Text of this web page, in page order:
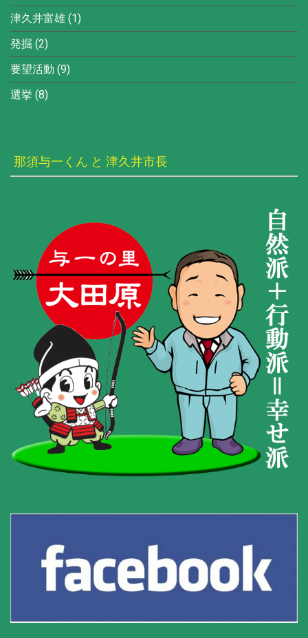
津久井富雄 (1)
発掘 (2)
要望活動 (9)
選挙 (8)
那須与一くん と 津久井市長